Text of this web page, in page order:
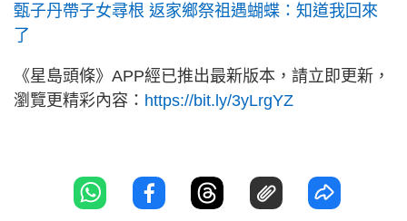
甄子丹帶子女尋根 返家鄉祭祖遇蝴蝶：知道我回來
了
《星島頭條》APP經已推出最新版本，請立即更新，
瀏覽更精彩內容： https://bit.ly/3yLrgYZ